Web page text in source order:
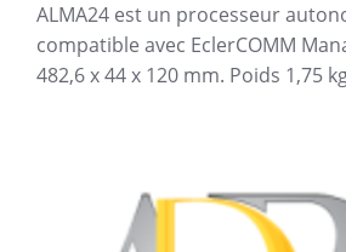
ALMA24 est un processeur
compatible avec EclerCOMM
482,6 x 44 x 120 mm. Poids 1,75